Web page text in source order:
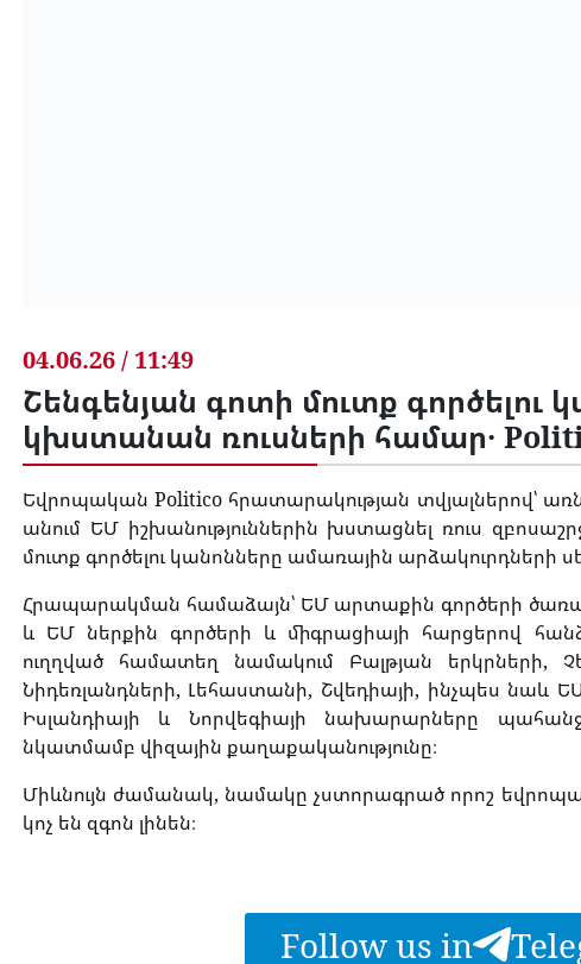
04.06.26 / 11:49
Շենգենյան գոտի մուտք գործելու
կխստանան ռուսների համար․
Եվրոպական Politico հրատարակության տվյալներով՝
անում ԵՄ իշխանություններին խստացնել ռուս
մուտք գործելու կանոնները ամառային արձակուրդների
Հրապարակման համաձայն՝ ԵՄ արտաքին գործերի
և ԵՄ ներքին գործերի և միգրացիայի հարցերով
ուղղված համատեղ նամակում Բալթյան երկրների,
Նիդեռլանդների, Լեհաստանի, Շվեդիայի, ինչպես նաև
Իսլանդիայի և Նորվեգիայի նախարարները
նկատմամբ վիզային քաղաքականությունը։
Միևնույն ժամանակ, նամակը չստորագրած որոշ
կոչ են զգոն լինեն։
Follow us in